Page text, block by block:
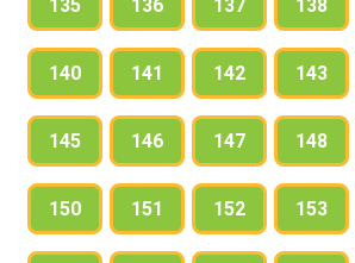
135 136 137 138
140 141 142 143
145 146 147 148
150 151 152 153